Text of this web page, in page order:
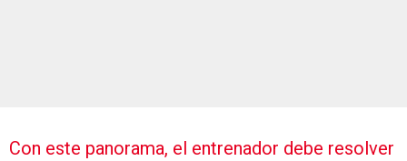
Con este panorama, el entrenador debe resolver